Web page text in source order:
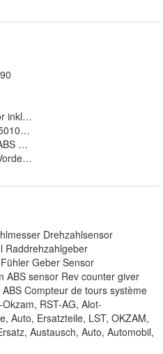
inkl. Klemmbuchse, Fettpäckchen
50 10 422 021,
Sensor Drehzahlmesser
Drehzahlsensor
Raddrehzahlgeber
Geber Sensor
ABS sensor Rev counter giver
Compteur de tours système
RST-AG, Alot-
Auto, Ersatzteile, LST, OKZAM,
Austausch, Auto, Automobil,